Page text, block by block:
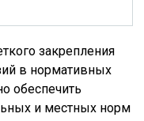
закрепления
в нормативных
обеспечить
и местных норм